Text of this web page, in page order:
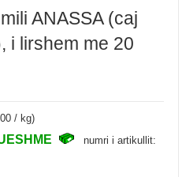
ANASSA (caj
i lirshem me 20
/ kg)
numri i artikullit: